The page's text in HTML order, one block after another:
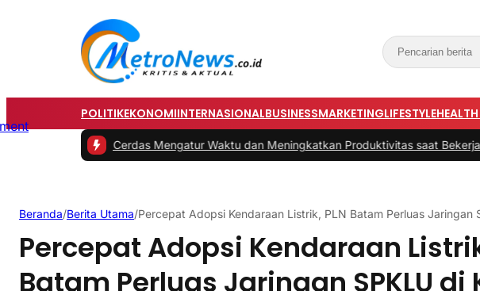
POLITIKEKONOMIINTERNASIONALBUSINESSMARKETINGLIFESTYLE
Tips Cerdas Mengatur Waktu dan Meningkatkan Produktivitas saat Bekerja
Beranda/Berita Utama/Percepat Adopsi Kendaraan Listrik, PLN Batam Perluas Jaringan
Percepat Adopsi Kendaraan
Batam Perluas Jaringan SPKLU di